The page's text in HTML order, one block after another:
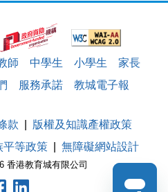
師 中學生 小學生
家長
服務承諾 教城電子報
香港教育城有限公司
款
版權及知識產權政策
平等政策 無障礙網站設計